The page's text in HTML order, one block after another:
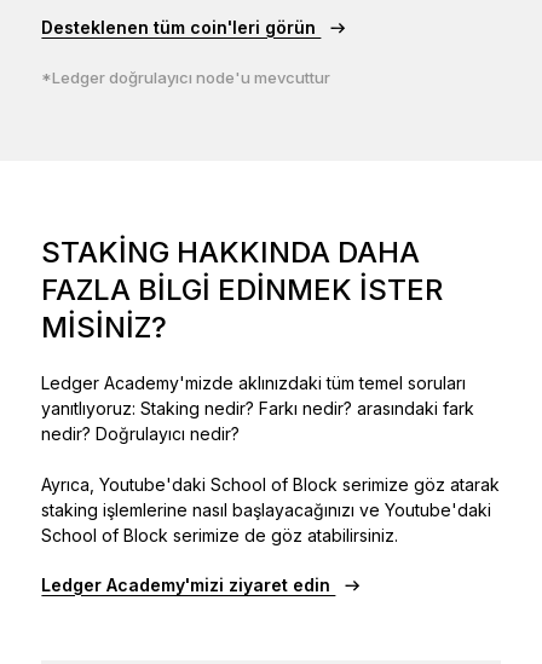
Desteklenen tüm coin'leri görün
*Ledger doğrulayıcı node'u mevcuttur
STAKING HAKKINDA DAHA
FAZLA BILGI EDINMEK ISTER
MISINIZ?
Ledger Academy'mizde aklınızdaki tüm temel soruları
yanıtlıyoruz: Staking nedir? Farkı nedir? arasındaki fark
nedir? Doğrulayıcı nedir?
Ayrıca, Youtube'daki School of Block serimize göz atarak
staking işlemlerine nasıl başlayacağınızı ve Youtube'daki
School of Block serimize de göz atabilirsiniz.
Ledger Academy'mizi ziyaret edin